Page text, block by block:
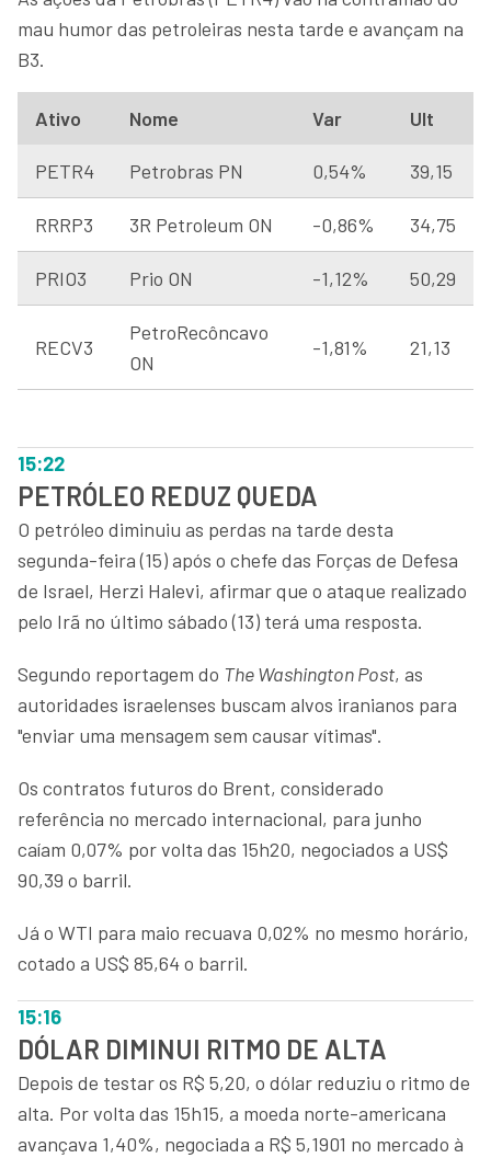
mau humor das petroleiras nesta tarde e avançam na
B3.
Ativo Nome Var Ult
PETR4 Petrobras PN 0,54% 39,15
RRRP3 3R Petroleum ON -0,86% 34,75
PRIO3 Prio ON -1,12% 50,29
RECV3
PetroRecôncavo
ON
-1,81% 21,13
15:22
PETRÓLEO REDUZ QUEDA
O petróleo diminuiu as perdas na tarde desta
segunda-feira (15) após o chefe das Forças de Defesa
de Israel, Herzi Halevi, afirmar que o ataque realizado
pelo Irã no último sábado (13) terá uma resposta.
Segundo reportagem do The Washington Post, as
autoridades israelenses buscam alvos iranianos para
"enviar uma mensagem sem causar vítimas".
Os contratos futuros do Brent, considerado
referência no mercado internacional, para junho
caíam 0,07% por volta das 15h20, negociados a US$
90,39 o barril.
Já o WTI para maio recuava 0,02% no mesmo horário,
cotado a US$ 85,64 o barril.
15:16
DÓLAR DIMINUI RITMO DE ALTA
Depois de testar os R$ 5,20, o dólar reduziu o ritmo de
alta. Por volta das 15h15, a moeda norte-americana
avançava 1,40%, negociada a R$ 5,1901 no mercado à